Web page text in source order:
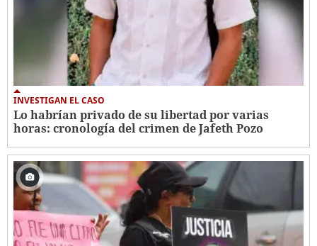
INVESTIGAN EL CASO
Lo habrían privado de su libertad por varias
horas: cronología del crimen de Jafeth Pozo